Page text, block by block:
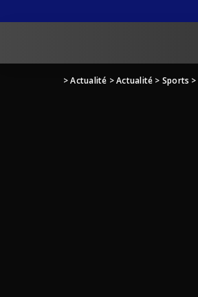
>Actualité >Actualité > Sports >